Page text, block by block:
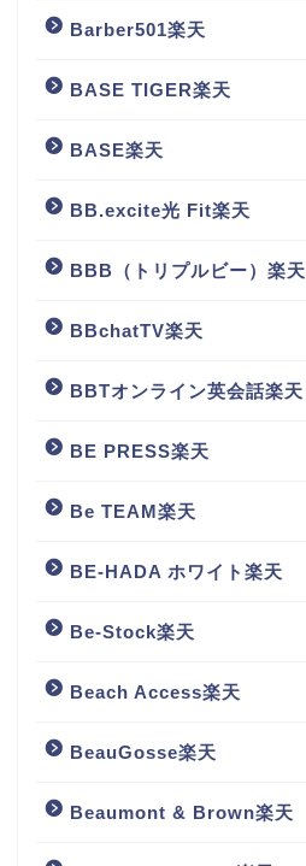
Barber501楽天
BASE TIGER楽天
BASE楽天
BB.excite光 Fit楽天
BBB（トリプルビー）楽天
BBchatTV楽天
BBTオンライン英会話楽天
BE PRESS楽天
Be TEAM楽天
BE-HADA ホワイト楽天
Be-Stock楽天
Beach Access楽天
BeauGosse楽天
Beaumont & Brown楽天